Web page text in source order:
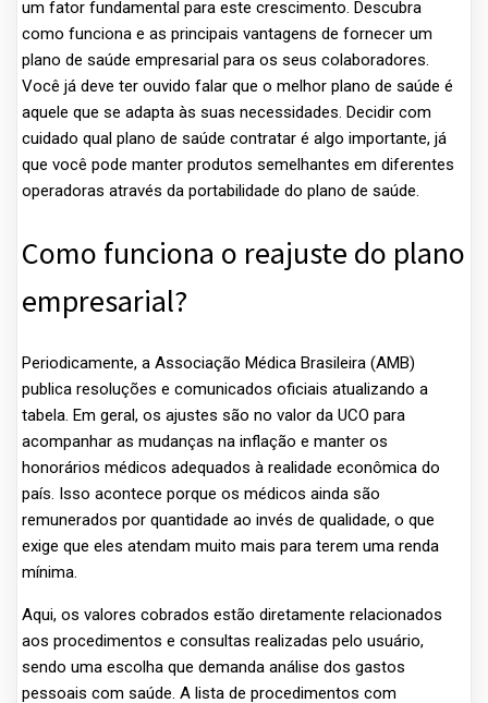
um fator fundamental para este crescimento. Descubra
como funciona e as principais vantagens de fornecer um
plano de saúde empresarial para os seus colaboradores.
Você já deve ter ouvido falar que o melhor plano de saúde é
aquele que se adapta às suas necessidades. Decidir com
cuidado qual plano de saúde contratar é algo importante, já
que você pode manter produtos semelhantes em diferentes
operadoras através da portabilidade do plano de saúde.
Como funciona o reajuste do plano
empresarial?
Periodicamente, a Associação Médica Brasileira (AMB)
publica resoluções e comunicados oficiais atualizando a
tabela. Em geral, os ajustes são no valor da UCO para
acompanhar as mudanças na inflação e manter os
honorários médicos adequados à realidade econômica do
país. Isso acontece porque os médicos ainda são
remunerados por quantidade ao invés de qualidade, o que
exige que eles atendam muito mais para terem uma renda
mínima.
Aqui, os valores cobrados estão diretamente relacionados
aos procedimentos e consultas realizadas pelo usuário,
sendo uma escolha que demanda análise dos gastos
pessoais com saúde. A lista de procedimentos com